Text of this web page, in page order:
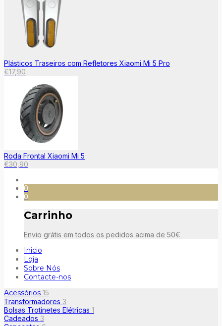
Plásticos Traseiros com Refletores Xiaomi Mi 5 Pro
€17,90
Roda Frontal Xiaomi Mi 5
€30,90
0
0
Carrinho
Envio grátis em todos os pedidos acima de 50€
Inicio
Loja
Sobre Nós
Contacte-nos
Acessórios 15
Transformadores 3
Bolsas Trotinetes Elétricas 1
Cadeados 3